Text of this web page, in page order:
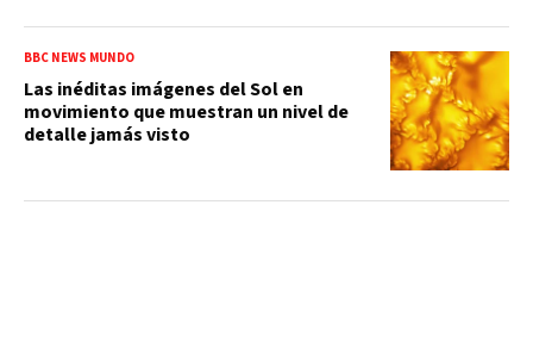
BBC NEWS MUNDO
Las inéditas imágenes del Sol en
movimiento que muestran un nivel de
detalle jamás visto